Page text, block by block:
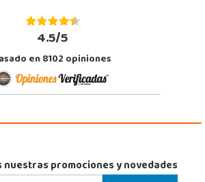
4.5/5
en 8102 opiniones
promociones y novedades